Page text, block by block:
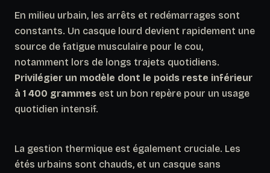
En milieu urbain, les arrêts et redémarrages sont
constants. Un casque lourd devient rapidement une
source de fatigue musculaire pour le cou,
notamment lors de longs trajets quotidiens.
Privilégier un modèle dont le poids reste inférieur
à 1 400 grammes est un bon repère pour un usage
quotidien intensif.
La gestion thermique est également cruciale. Les
étés urbains sont chauds, et un casque sans